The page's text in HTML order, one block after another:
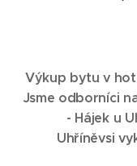
Výkup bytu v
Jsme odborníci
- Hájek u
Uhříněvsi